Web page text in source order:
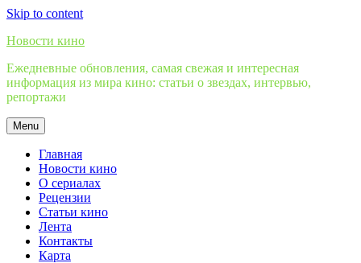
Skip to content
Новости кино
Ежедневные обновления, самая свежая и интересная
информация из мира кино: статьи о звездах, интервью,
репортажи
Menu
Главная
Новости кино
О сериалах
Рецензии
Статьи кино
Лента
Контакты
Карта